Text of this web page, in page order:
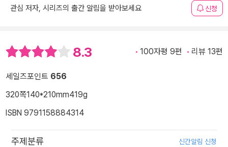
관심 저자, 시리즈의 출간 알림을 받아보세요 신청
8.3 100자평 9편 리뷰 13편
세일즈포인트 656
320쪽140*210mm419g
ISBN 9791158884314
주제분류 신간알림 신청